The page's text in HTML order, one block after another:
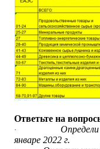
Ответьте на
·
январе 2022 г.